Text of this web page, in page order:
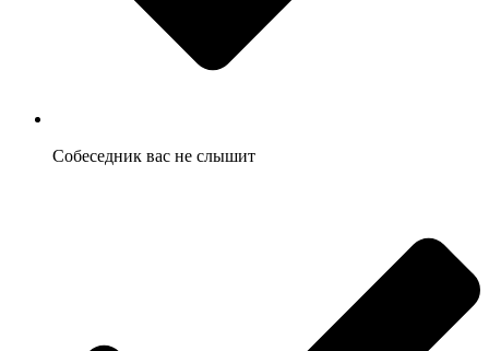
Собеседник вас не слышит